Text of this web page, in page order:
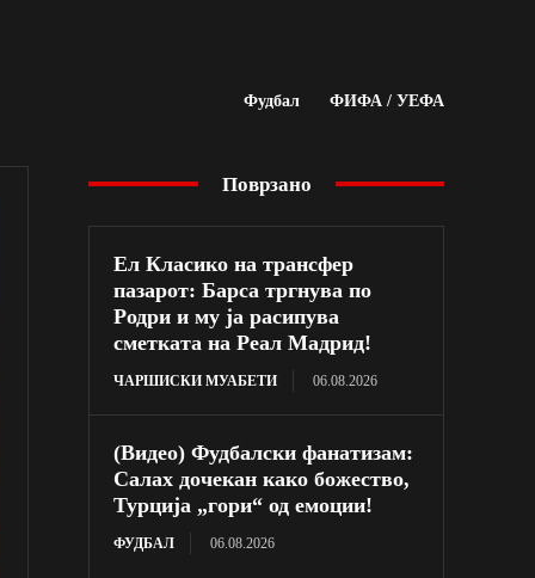
Фудбал ФИФА / УЕФА
Поврзано
Ел Класико на трансфер
пазарот: Барса тргнува по
Родри и му ја расипува
сметката на Реал Мадрид!
ЧАРШИСКИ МУАБЕТИ 06.08.2026
(Видео) Фудбалски фанатизам:
Салах дочекан како божество,
Турција „гори“ од емоции!
ФУДБАЛ 06.08.2026